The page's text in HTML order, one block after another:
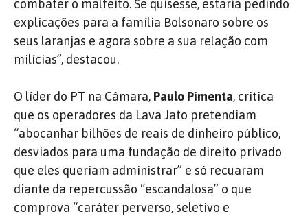
combater o malfeito. Se quisesse, estaria pedindo
explicações para a família Bolsonaro sobre os
seus laranjas e agora sobre a sua relação com
milícias”, destacou.
O líder do PT na Câmara, Paulo Pimenta, critica
que os operadores da Lava Jato pretendiam
“abocanhar bilhões de reais de dinheiro público,
desviados para uma fundação de direito privado
que eles queriam administrar” e só recuaram
diante da repercussão “escandalosa” o que
comprova “caráter perverso, seletivo e